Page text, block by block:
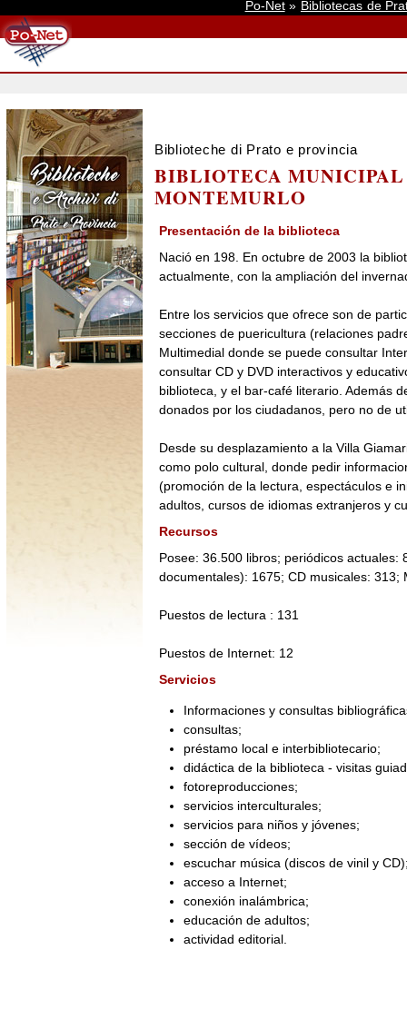
Po-Net» Bibliotecas de
Biblioteche di Prato e provincia
BIBLIOTECA
MONTEMURLO
Presentación de la biblioteca
Nació en 198. En octubre de 2003 la
actualmente, con la ampliación del
Entre los servicios que ofrece son de
secciones de puericultura (relaciones
Multimedial donde se puede consultar
consultar CD y DVD interactivos y
biblioteca, y el bar-café literario. Además
donados por los ciudadanos, pero no de
Desde su desplazamiento a la Villa
como polo cultural, donde pedir
(promoción de la lectura, espectáculos e
adultos, cursos de idiomas extranjeros y
Recursos
Posee: 36.500 libros; periódicos
documentales): 1675; CD musicales:
Puestos de lectura : 131
Puestos de Internet: 12
Servicios
Informaciones y consultas
consultas;
préstamo local e interbibliotecario;
didáctica de la biblioteca - visitas
fotoreproducciones;
servicios interculturales;
servicios para niños y jóvenes;
sección de vídeos;
escuchar música (discos de vinil y
acceso a Internet;
conexión inalámbrica;
educación de adultos;
actividad editorial.